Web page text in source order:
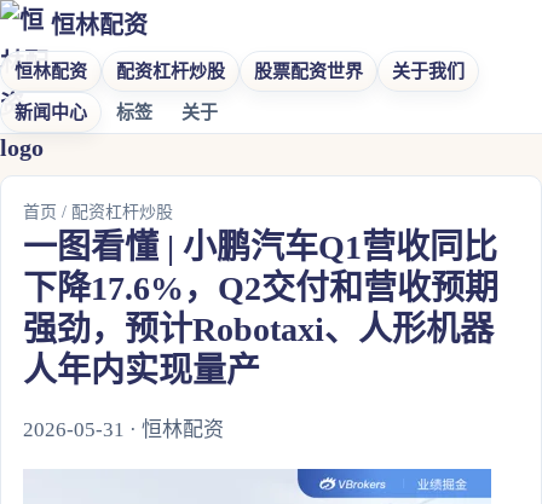
恒林配资
恒林配资 配资杠杆炒股 股票配资世界 关于我们
新闻中心 标签 关于
首页 / 配资杠杆炒股
一图看懂 | 小鹏汽车Q1营收同比
下降17.6%，Q2交付和营收预期
强劲，预计Robotaxi、人形机器
人年内实现量产
2026-05-31 · 恒林配资